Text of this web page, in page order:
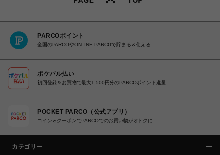
PARCOポイント
全国のPARCOやONLINE PARCOで貯まる＆使える
ポケパル払い
初回登録＆お買物で最大1,500円分のPARCOポイント進呈
POCKET PARCO（公式アプリ）
コイン＆クーポンでPARCOでのお買い物がオトクに
カテゴリー